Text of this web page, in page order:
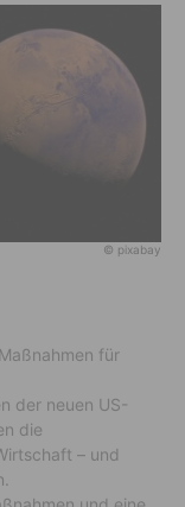
© pixabay
für
der neuen US-
die
– und